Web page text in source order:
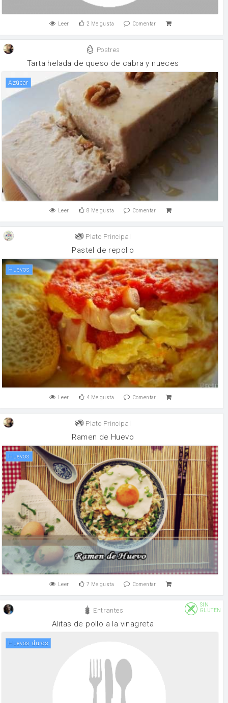
Leer 2 Me gusta Comentar
Postres
Tarta helada de queso de cabra y nueces
Azúcar
Leer 8 Me gusta Comentar
Plato Principal
Pastel de repollo
huevos
Leer 4 Me gusta Comentar
Plato Principal
Ramen de Huevo
huevos
Leer 7 Me gusta Comentar
Entrantes
SIN
GLUTEN
Alitas de pollo a la vinagreta
Huevos duros